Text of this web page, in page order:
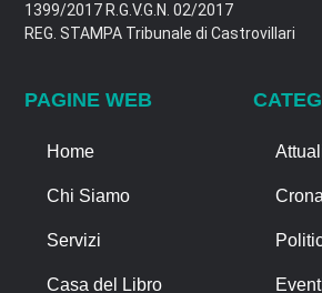
1399/2017 R.G.V.G.N. 02/2017
REG. STAMPA Tribunale di Castrovillari
PAGINE WEB
Home
Chi Siamo
Servizi
Casa del Libro